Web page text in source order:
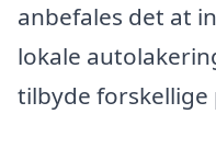
anbefales det at
lokale
tilbyde forskellige